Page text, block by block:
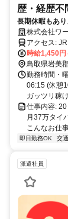
歴・経歴不
長期休暇もあ
る！シンプル
株式会社ワ
アクセス: JR山陰本線岩美駅～工場 車5分 ＊車・バイク・自転車通
勤OK ＊交通費規定支給 【寮～工場
は無料！
時給1,450円
鳥取県岩美
勤務時間・
06:15 (休憩
ガッツリ稼
仕事内容:
月37万タイ
こんなお
即日勤務OK 交
派遣社員